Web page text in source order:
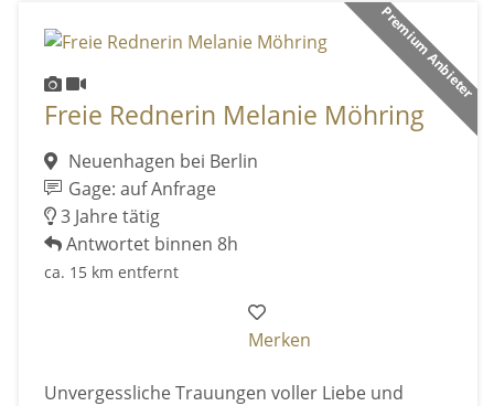
Premium Anbieter
Freie Rednerin Melanie Möhring
Neuenhagen bei Berlin
Gage: auf Anfrage
3 Jahre tätig
Antwortet binnen 8h
ca. 15 km entfernt
Merken
Unvergessliche Trauungen voller Liebe und